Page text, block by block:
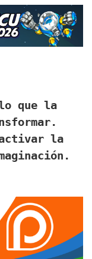
lo que la
la